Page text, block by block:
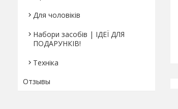
Для чоловіків
Набори засобів | ІДЕЇ ДЛЯ
ПОДАРУНКІВ!
Техніка
Отзывы